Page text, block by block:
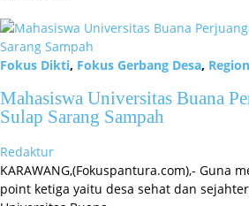
Fokus Dikti, Fokus Gerbang Desa,
Mahasiswa Universitas Buana
Sulap Sarang Sampah
Redaktur
KARAWANG,(Fokuspantura.com),- Guna
point ketiga yaitu desa sehat dan